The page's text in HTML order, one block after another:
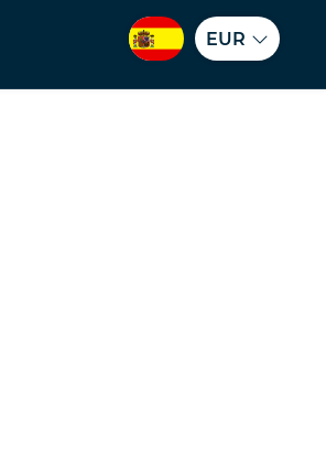
EUR